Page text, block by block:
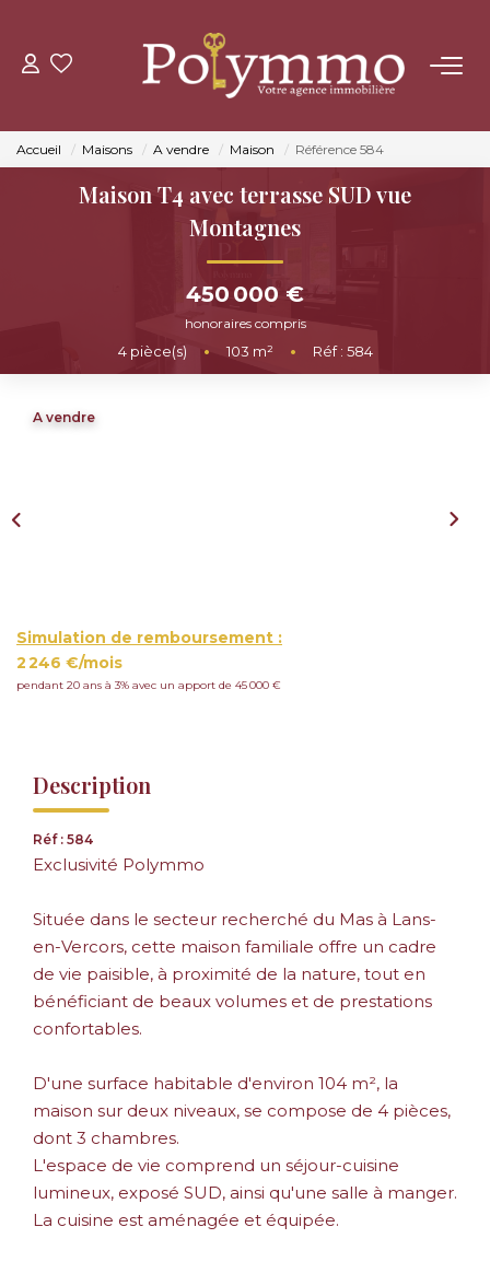
LOUER
ESTIMER
NOS AGENCES
Accueil Maisons A vendre Maison Référence 584
Maison T4 avec terrasse SUD vue
Montagnes
450 000 €
honoraires compris
4pièce(s) • 103 m² • Réf : 584
A vendre
Simulation de remboursement :
2 246 €/mois
pendant 20 ans à 3% avec un apport de 45 000 €
Description
Réf : 584
Exclusivité Polymmo
Située dans le secteur recherché du Mas à Lans-
en-Vercors, cette maison familiale offre un cadre
de vie paisible, à proximité de la nature, tout en
bénéficiant de beaux volumes et de prestations
confortables.
D'une surface habitable d'environ 104 m², la
maison sur deux niveaux, se compose de 4 pièces,
dont 3 chambres.
L'espace de vie comprend un séjour-cuisine
lumineux, exposé SUD, ainsi qu'une salle à manger.
La cuisine est aménagée et équipée.